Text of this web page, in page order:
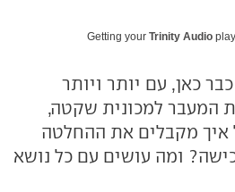
Getting your Trinity Audio
כאן, עם יותר ויותר
המעבר למכונית שקטה,
איך מקבלים את ההחלטה
ומה עושים עם כל נושא